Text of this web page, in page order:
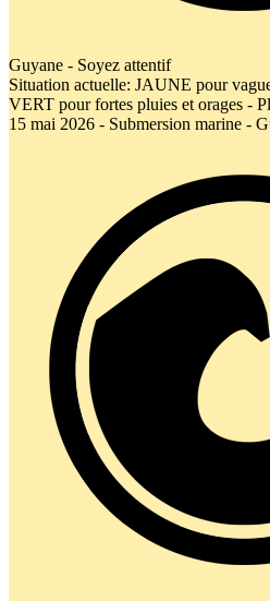
Guyane - Soyez attentif
Situation actuelle: JAUNE pour
VERT pour fortes pluies et orages -
15 mai 2026 - Submersion marine -